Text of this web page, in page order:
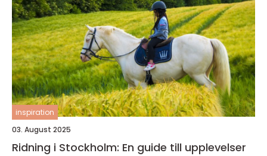
inspiration
03. August 2025
Ridning i Stockholm: En guide till upplevelser